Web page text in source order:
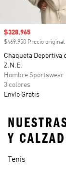
Precio de venta
$328.965
$469.950 Precio original
Chaqueta Deportiva
Z.N.E.
Hombre Sportswear
3 colores
Envío Gratis
Y
Tenis